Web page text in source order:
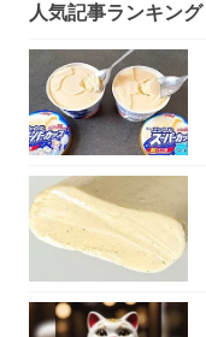
人気記事ランキング